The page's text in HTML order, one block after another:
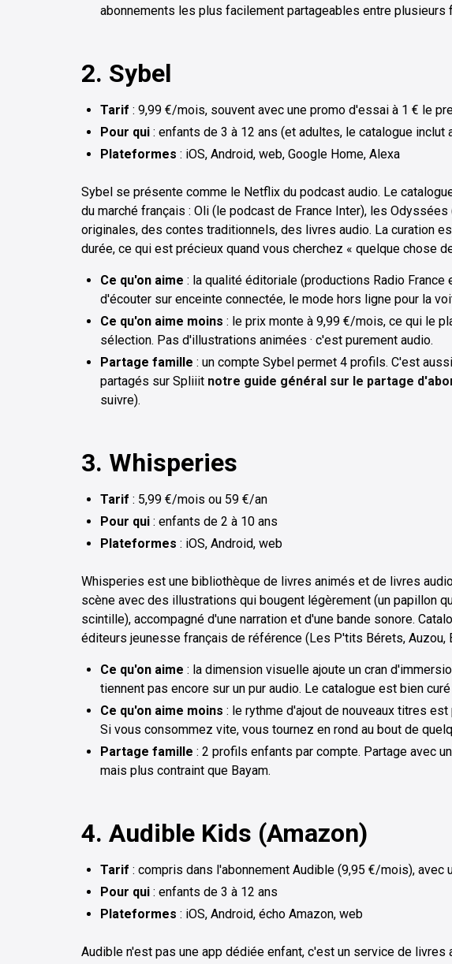
abonnements les plus facilement partageables entre plusieurs
2. Sybel
Tarif : 9,99 €/mois, souvent avec une promo d'essai à 1 € le
Pour qui : enfants de 3 à 12 ans (et adultes, le catalogue
Plateformes : iOS, Android, web, Google Home, Alexa
Sybel se présente comme le Netflix du podcast audio. Le
du marché français : Oli (le podcast de France Inter), les
originales, des contes traditionnels, des livres audio. La curation
durée, ce qui est précieux quand vous cherchez « quelque chose
Ce qu'on aime : la qualité éditoriale (productions Radio
d'écouter sur enceinte connectée, le mode hors ligne pour la
Ce qu'on aime moins : le prix monte à 9,99 €/mois, ce qui le
sélection. Pas d'illustrations animées · c'est purement audio.
Partage famille : un compte Sybel permet 4 profils. C'est
partagés sur Spliiit notre guide général sur le partage
suivre).
3. Whisperies
Tarif : 5,99 €/mois ou 59 €/an
Pour qui : enfants de 2 à 10 ans
Plateformes : iOS, Android, web
Whisperies est une bibliothèque de livres animés et de livres
scène avec des illustrations qui bougent légèrement (un papillon
scintille), accompagné d'une narration et d'une bande sonore.
éditeurs jeunesse français de référence (Les P'tits Bérets, Auzou,
Ce qu'on aime : la dimension visuelle ajoute un cran
tiennent pas encore sur un pur audio. Le catalogue est bien
Ce qu'on aime moins : le rythme d'ajout de nouveaux titres
Si vous consommez vite, vous tournez en rond au bout de
Partage famille : 2 profils enfants par compte. Partage avec
mais plus contraint que Bayam.
4. Audible Kids (Amazon)
Tarif : compris dans l'abonnement Audible (9,95 €/mois), avec
Pour qui : enfants de 3 à 12 ans
Plateformes : iOS, Android, écho Amazon, web
Audible n'est pas une app dédiée enfant, c'est un service de livres